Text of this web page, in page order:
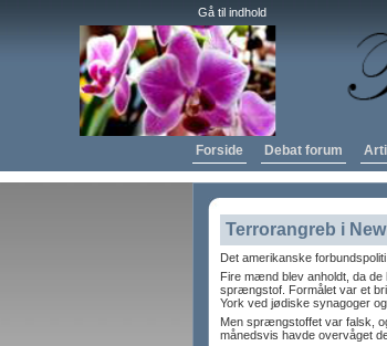
Gå til indhold
Forside Debat forum
Terrorangreb i
Det amerikanske
Fire mænd blev anholdt, da de
sprængstof. Formålet var et
York ved jødiske synagoger
Men sprængstoffet var falsk,
månedsvis havde overvåget